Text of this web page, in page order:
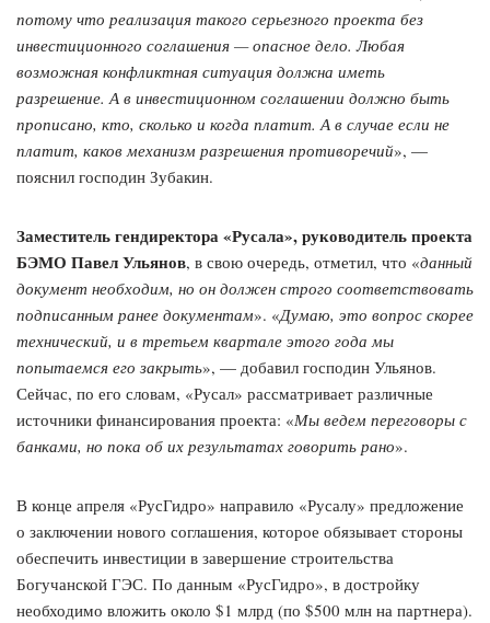
потому что реализация такого серьезного проекта без
инвестиционного соглашения — опасное дело. Любая
возможная конфликтная ситуация должна иметь
разрешение. А в инвестиционном соглашении должно быть
прописано, кто, сколько и когда платит. А в случае если не
платит, каков механизм разрешения противоречий», —
пояснил господин Зубакин.
Заместитель гендиректора «Русала», руководитель проекта
БЭМО Павел Ульянов, в свою очередь, отметил, что «данный
документ необходим, но он должен строго соответствовать
подписанным ранее документам». «Думаю, это вопрос скорее
технический, и в третьем квартале этого года мы
попытаемся его закрыть», — добавил господин Ульянов.
Сейчас, по его словам, «Русал» рассматривает различные
источники финансирования проекта: «Мы ведем переговоры с
банками, но пока об их результатах говорить рано».
В конце апреля «РусГидро» направило «Русалу» предложение
о заключении нового соглашения, которое обязывает стороны
обеспечить инвестиции в завершение строительства
Богучанской ГЭС. По данным «РусГидро», в достройку
необходимо вложить около $1 млрд (по $500 млн на партнера).